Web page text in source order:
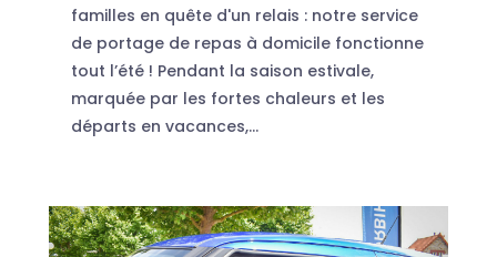
familles en quête d'un relais : notre service
de portage de repas à domicile fonctionne
tout l’été ! Pendant la saison estivale,
marquée par les fortes chaleurs et les
départs en vacances,...